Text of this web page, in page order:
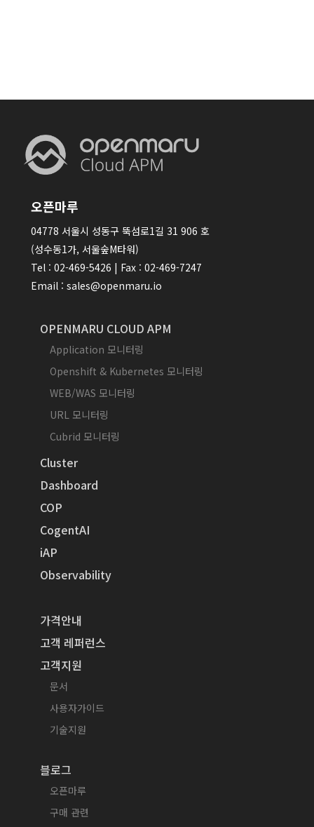
오픈마루
04778 서울시 성동구 뚝섬로1길 31 906 호
(성수동1가, 서울숲M타워)
Tel : 02-469-5426 | Fax : 02-469-7247
Email : sales@openmaru.io
OPENMARU CLOUD APM
Application 모니터링
Openshift & Kubernetes 모니터링
WEB/WAS 모니터링
URL 모니터링
Cubrid 모니터링
Cluster
Dashboard
COP
CogentAI
iAP
Observability
가격안내
고객 레퍼런스
고객지원
문서
사용자가이드
기술지원
블로그
오픈마루
구매 관련